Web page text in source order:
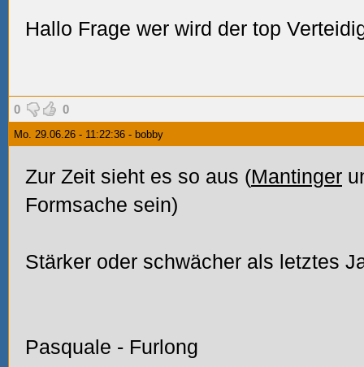
Hallo Frage wer wird der top
0 0
Mo. 29.06.26 - 11:22:36 - bobby
Zur Zeit sieht es so aus (Mantinger
Formsache sein)
Stärker oder schwächer als letztes
Pasquale - Furlong